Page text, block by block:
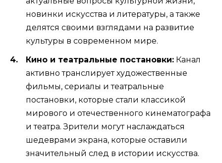
новинки искусства и литературы, а также
делятся своими взглядами на развитие
культуры в современном мире.
Кино и театральные постановки: Канал
активно транслирует художественные
фильмы, сериалы и театральные
постановки, которые стали классикой
мирового и отечественного кинематографа
и театра. Зрители могут наслаждаться
шедеврами экрана, которые оставили
значительный след в истории искусства.